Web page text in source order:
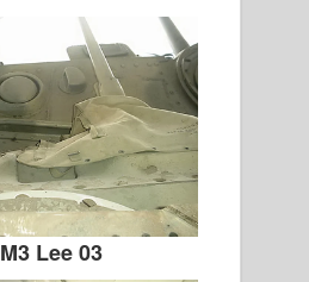
M3 Lee 03